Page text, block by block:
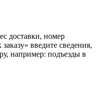
доставки, номер
введите сведения,
например: подъезды в